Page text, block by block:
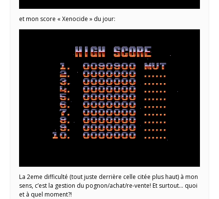
et mon score « Xenocide » du jour:
La 2eme difficulté (tout juste derrière celle citée plus haut) à mon
sens, c’est la gestion du pognon/achat/re-vente! Et surtout… quoi
et à quel moment?!